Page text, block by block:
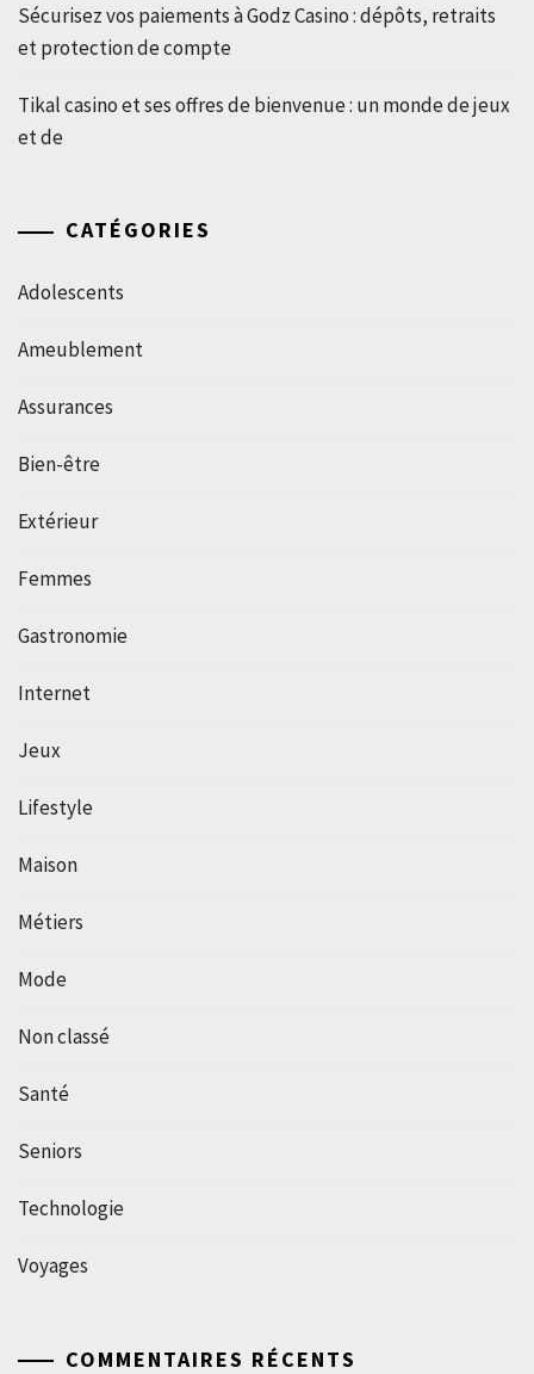
Sécurisez vos paiements à Godz Casino : dépôts, retraits
et protection de compte
Tikal casino et ses offres de bienvenue : un monde de jeux
et de
CATÉGORIES
Adolescents
Ameublement
Assurances
Bien-être
Extérieur
Femmes
Gastronomie
Internet
Jeux
Lifestyle
Maison
Métiers
Mode
Non classé
Santé
Seniors
Technologie
Voyages
COMMENTAIRES RÉCENTS